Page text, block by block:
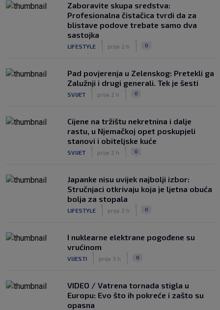
Rijeka u Finsku nosi minimalnu
prednost, bivši vratar Dinama spriječio
veću razliku
SK prije 4 h
Zaboravite skupa sredstva:
Profesionalna čistačica tvrdi da za
blistave podove trebate samo dva
sastojka
LIFESTYLE prije 2 h 0
Pad povjerenja u Zelenskog: Pretekli ga
Zalužnji i drugi generali. Tek je šesti
SVIJET prije 2 h 0
Cijene na tržištu nekretnina i dalje
rastu, u Njemačkoj opet poskupjeli
stanovi i obiteljske kuće
SVIJET prije 2 h 0
Japanke nisu uvijek najbolji izbor:
Stručnjaci otkrivaju koja je ljetna obuća
bolja za stopala
LIFESTYLE prije 2 h 0
I nuklearne elektrane pogođene su
vrućinom
VIJESTI prije 3 h 0
VIDEO / Vatrena tornada stigla u
Europu: Evo što ih pokreće i zašto su
opasna